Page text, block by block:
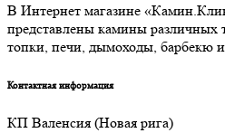
В Интернет магазине
представлены камины различных
топки, печи, дымоходы, барбекю и
Контактная информация
КП Валенсия (Новая рига)